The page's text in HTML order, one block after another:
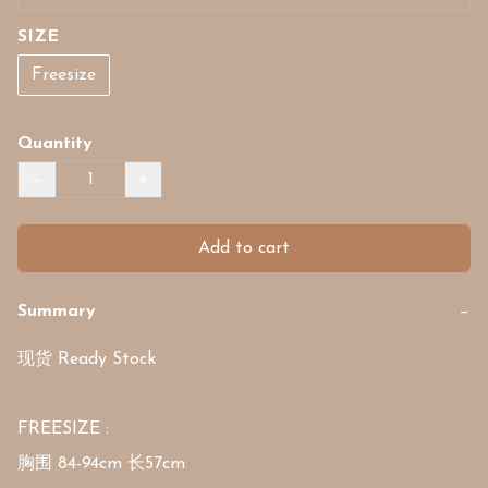
SIZE
Freesize
Quantity
Add to cart
Summary −
现货 Ready Stock
FREESIZE :
胸围 84-94cm 长57cm